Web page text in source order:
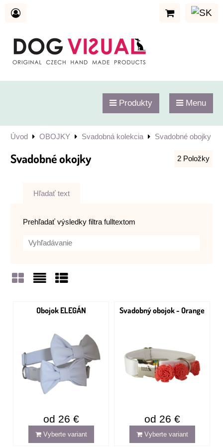
Produkty Menu
Úvod OBOJKY Svadobná kolekcia Svadobné obojky
Svadobné okojky 2 Položky
Hľadať text
Prehľadať výsledky filtra fulltextom
Obojok ELEGÁN
od 26 €
Vyberte variant
Svadobný obojok - Orange
od 26 €
Vyberte variant